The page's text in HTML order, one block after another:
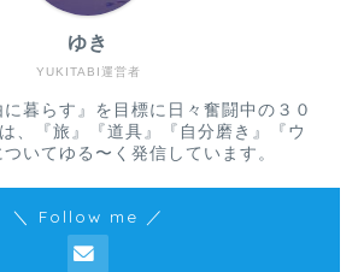
YUKITABI運営者
ゆき
に暮らす』を目標に日々奮闘中の３０
、『旅』『道具』『自分磨き』『ウ
いてゆる〜く発信しています。
＼ Follow me ／